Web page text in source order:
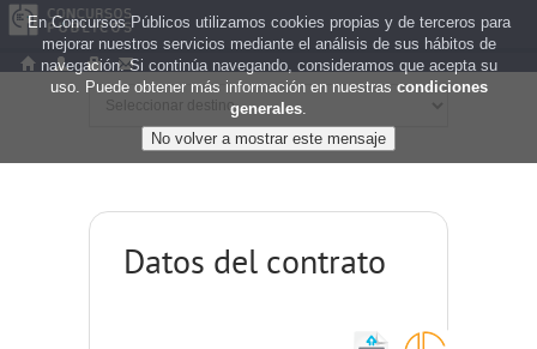
Datos del contrato
En Concursos Públicos utilizamos cookies propias y de terceros para
mejorar nuestros servicios mediante el análisis de sus hábitos de
navegación. Si continúa navegando, consideramos que acepta su
uso. Puede obtener más información en nuestras condiciones
generales.